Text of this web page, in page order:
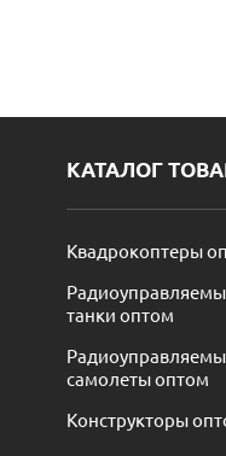
КАТАЛОГ
Квадрокоптеры
танки оптом
самолеты оптом
Конструкторы